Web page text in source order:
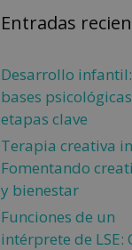
Entradas
Desarrollo infantil:
bases
etapas clave
Terapia creativa
Fomentando
y bienestar
Funciones de un
intérprete de LSE: